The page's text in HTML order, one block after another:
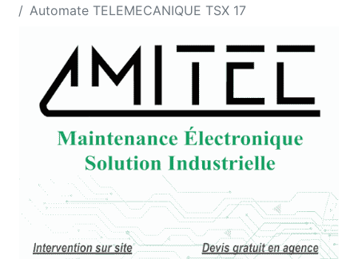
Automate TELEMECANIQUE TSX 17